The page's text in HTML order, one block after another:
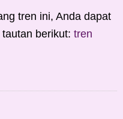
tren ini, Anda dapat
berikut: tren